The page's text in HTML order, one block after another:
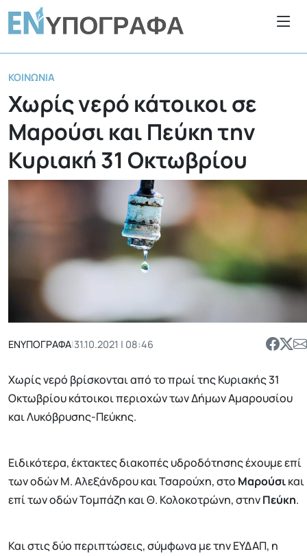
ΚΟΙΝΩΝΊΑ
Χωρίς νερό κάτοικοι σε
Μαρούσι και Πεύκη την
Κυριακή 31 Οκτωβρίου
ΕΝΥΠΟΓΡΑΦΑ|31.10.2021 | 08:46
Χωρίς νερό βρίσκονται από το πρωί της Κυριακής 31
Οκτωβρίου κάτοικοι περιοχών των Δήμων Αμαρουσίου
και Λυκόβρυσης-Πεύκης.
Ειδικότερα, έκτακτες διακοπές υδροδότησης έχουμε επί
των οδών Μ. Αλεξάνδρου και Τσαρούχη, στο Μαρούσικαι
επί των οδών Τομπάζη και Θ. Κολοκοτρώνη, στηνΠεύκη.
Και στις δύο περιπτώσεις, σύμφωνα με την ΕΥΔΑΠ, η